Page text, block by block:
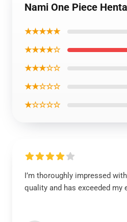
Nami One Piece
★★★★★
★★★★☆
★★★☆☆
★★☆☆☆
★☆☆☆☆
I’m thoroughly impressed
quality and has exceeded my